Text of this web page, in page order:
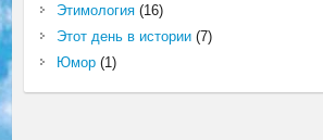
Этимология(16)
Этот день в истории(7)
Юмор(1)